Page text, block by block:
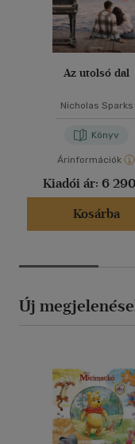
Az utolsó dal
Nicholas Sparks
Könyv
Árinformációk
Kiadói ár: 6
Kosárba
Új